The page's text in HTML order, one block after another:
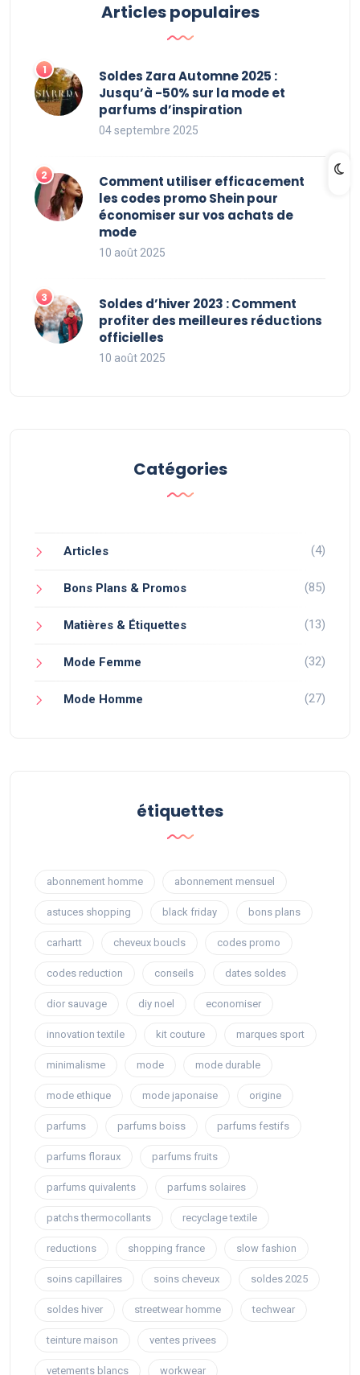
Articles populaires
Soldes Zara Automne 2025 :
Jusqu’à -50% sur la mode et
parfums d’inspiration
04 septembre 2025
Comment utiliser efficacement
les codes promo Shein pour
économiser sur vos achats de
mode
10 août 2025
Soldes d’hiver 2023 : Comment
profiter des meilleures réductions
officielles
10 août 2025
Catégories
Articles (4)
Bons Plans & Promos (85)
Matières & Étiquettes (13)
Mode Femme (32)
Mode Homme (27)
étiquettes
abonnement homme abonnement mensuel
astuces shopping black friday bons plans
carhartt cheveux boucls codes promo
codes reduction conseils dates soldes
dior sauvage diy noel economiser
innovation textile kit couture marques sport
minimalisme mode mode durable
mode ethique mode japonaise origine
parfums parfums boiss parfums festifs
parfums floraux parfums fruits
parfums quivalents parfums solaires
patchs thermocollants recyclage textile
reductions shopping france slow fashion
soins capillaires soins cheveux soldes 2025
soldes hiver streetwear homme techwear
teinture maison ventes privees
vetements blancs workwear